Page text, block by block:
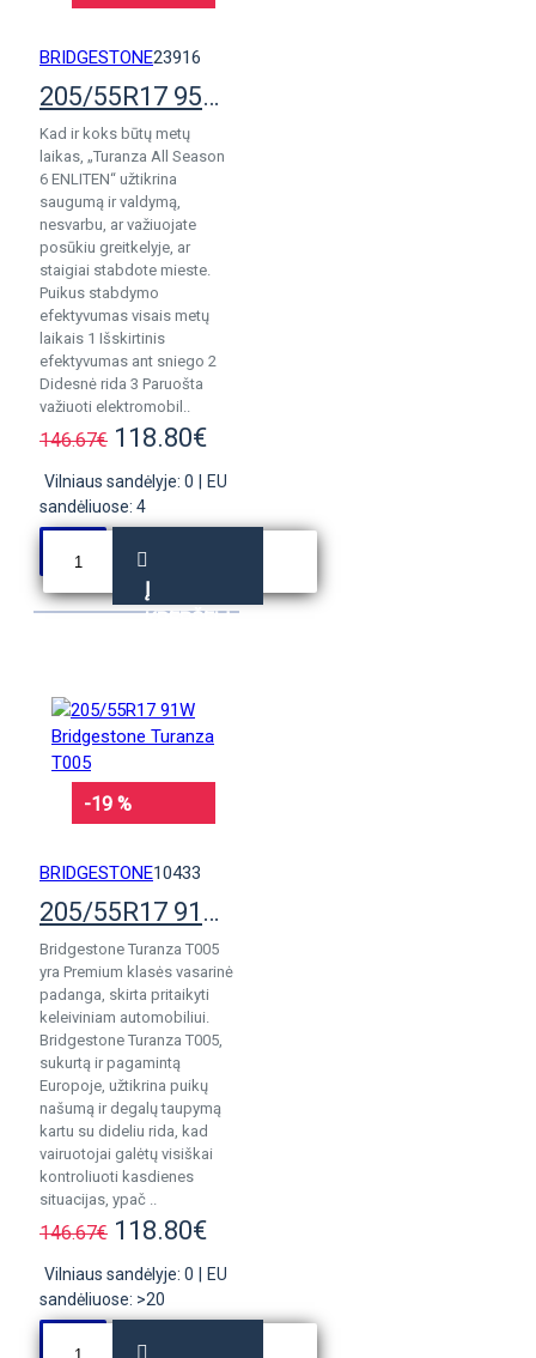
BRIDGESTONE23916
205/55R17 95V Bridgestone Turanza All Season 6 Enliten
Kad ir koks būtų metų
laikas, „Turanza All Season
6 ENLITEN“ užtikrina
saugumą ir valdymą,
nesvarbu, ar važiuojate
posūkiu greitkelyje, ar
staigiai stabdote mieste.
Puikus stabdymo
efektyvumas visais metų
laikais 1 Išskirtinis
efektyvumas ant sniego 2
Didesnė rida 3 Paruošta
važiuoti elektromobil..
146.67€ 118.80€
Vilniaus sandėlyje: 0
EU
sandėliuose: 4
Į
KREPŠELĮ
-19 %
BRIDGESTONE10433
205/55R17 91W Bridgestone Turanza T005
Bridgestone Turanza T005
yra Premium klasės vasarinė
padanga, skirta pritaikyti
keleiviniam automobiliui.
Bridgestone Turanza T005,
sukurtą ir pagamintą
Europoje, užtikrina puikų
našumą ir degalų taupymą
kartu su dideliu rida, kad
vairuotojai galėtų visiškai
kontroliuoti kasdienes
situacijas, ypač ..
146.67€ 118.80€
Vilniaus sandėlyje: 0
EU
sandėliuose: >20